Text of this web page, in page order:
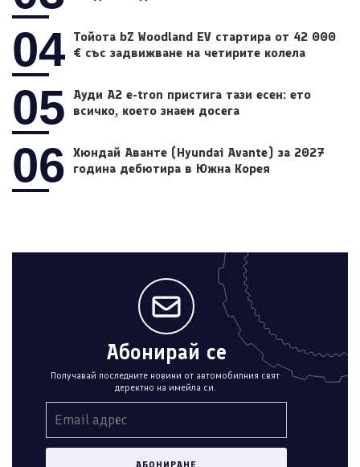
04 Тойота bZ Woodland EV стартира от 42 000
€ със задвижване на четирите колела
05
Ауди A2 e-tron пристига тази есен: ето
всичко, което знаем досега
06
Хюндай Аванте (Hyundai Avante) за 2027
година дебютира в Южна Корея
Абонирай се
Получавай последните новини от автомобилния свят
деректно на имейла си.